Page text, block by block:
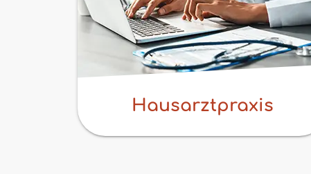
Hausarztpraxis